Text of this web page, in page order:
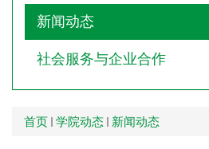
新闻动态
社会服务与企业合作
首页 学院动态 新闻动态